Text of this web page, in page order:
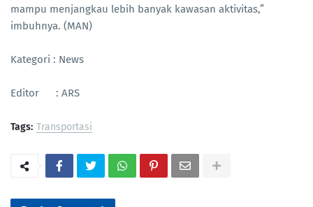
mampu menjangkau lebih banyak kawasan aktivitas,”
imbuhnya. (MAN)
Kategori : News
Editor : ARS
Tags: Transportasi